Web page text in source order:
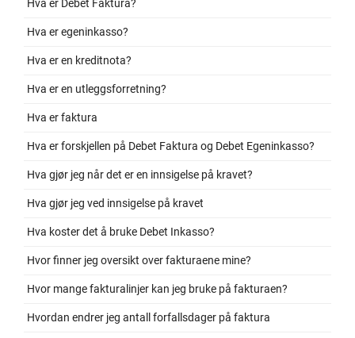
Hva er Debet Faktura?
Hva er egeninkasso?
Hva er en kreditnota?
Hva er en utleggsforretning?
Hva er faktura
Hva er forskjellen på Debet Faktura og Debet Egeninkasso?
Hva gjør jeg når det er en innsigelse på kravet?
Hva gjør jeg ved innsigelse på kravet
Hva koster det å bruke Debet Inkasso?
Hvor finner jeg oversikt over fakturaene mine?
Hvor mange fakturalinjer kan jeg bruke på fakturaen?
Hvordan endrer jeg antall forfallsdager på faktura